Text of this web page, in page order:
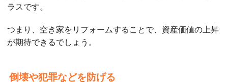
ラスです。
つまり、空き家をリフォームすることで、資産価値の上昇
が期待できるでしょう。
倒壊や犯罪などを防げる